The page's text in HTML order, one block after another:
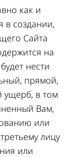
как и
в создании,
Сайта
на
нести
прямой,
ущерб, в том
Вам,
или
лицу
или